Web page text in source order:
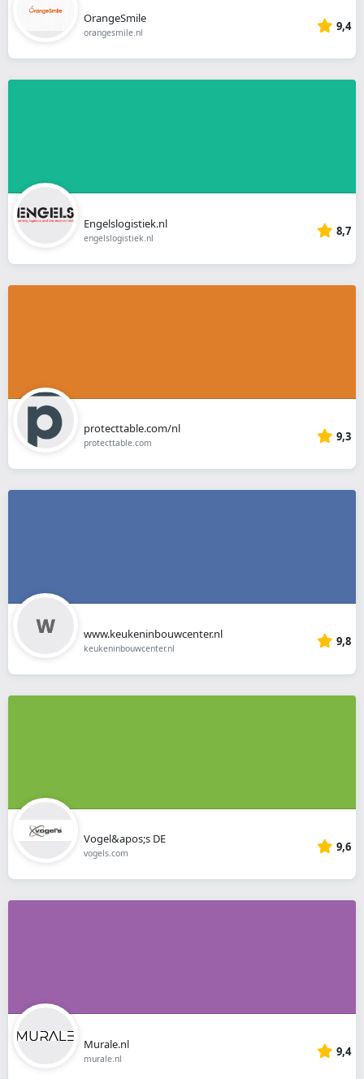
OrangeSmile
orangesmile.nl 9,4
Engelslogistiek.nl
engelslogistiek.nl 8,7
protecttable.com/nl
protecttable.com 9,3
www.keukeninbouwcenter.nl
keukeninbouwcenter.nl 9,8
Vogel&apos;s DE
vogels.com 9,6
Murale.nl
murale.nl 9,4